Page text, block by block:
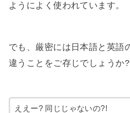
ようによく使われています。
でも、厳密には日本語と英語
違うことをご存じでしょうか?
ええー? 同じじゃないの?!